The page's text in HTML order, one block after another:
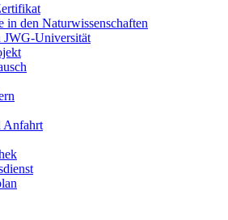
in den Naturwissenschaften
JWG-Universität
Anfahrt